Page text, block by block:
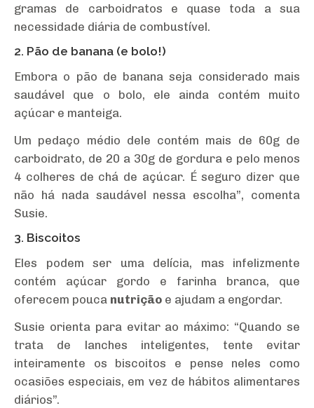
gramas de carboidratos e quase toda a sua
necessidade diária de combustível.
2. Pão de banana (e bolo!)
Embora o pão de banana seja considerado mais
saudável que o bolo, ele ainda contém muito
açúcar e manteiga.
Um pedaço médio dele contém mais de 60g de
carboidrato, de 20 a 30g de gordura e pelo menos
4 colheres de chá de açúcar. É seguro dizer que
não há nada saudável nessa escolha”, comenta
Susie.
3. Biscoitos
Eles podem ser uma delícia, mas infelizmente
contém açúcar gordo e farinha branca, que
oferecem pouca nutrição e ajudam a engordar.
Susie orienta para evitar ao máximo: “Quando se
trata de lanches inteligentes, tente evitar
inteiramente os biscoitos e pense neles como
ocasiões especiais, em vez de hábitos alimentares
diários”.